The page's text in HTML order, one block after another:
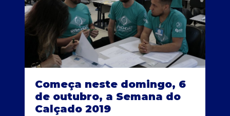
Começa neste domingo, 6
de outubro, a Semana do
Calçado 2019